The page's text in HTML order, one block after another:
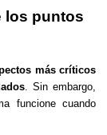
los puntos
más críticos
. Sin embargo,
funcione cuando